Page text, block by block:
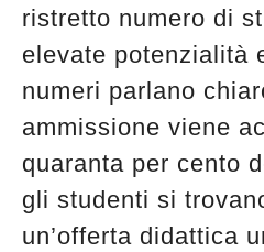
ristretto numero di
elevate potenzialità
numeri parlano
ammissione viene
quaranta per cento
gli studenti si
un’offerta didattica